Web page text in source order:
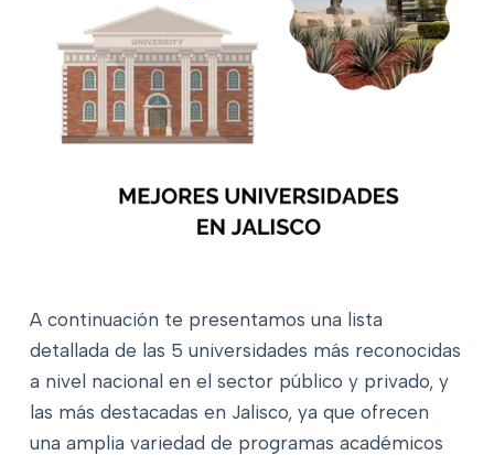
A continuación te presentamos una lista
detallada de las 5 universidades más reconocidas
a nivel nacional en el sector público y privado, y
las más destacadas en Jalisco, ya que ofrecen
una amplia variedad de programas académicos